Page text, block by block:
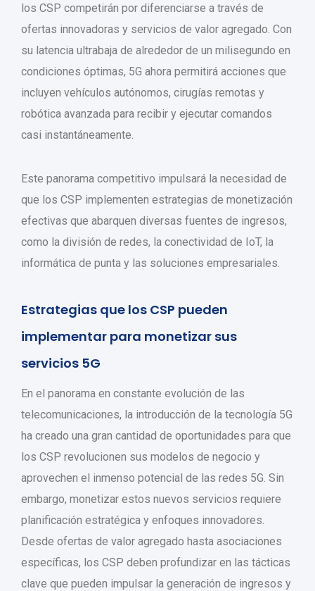
los CSP competirán por diferenciarse a través de
ofertas innovadoras y servicios de valor agregado. Con
su latencia ultrabaja de alrededor de un milisegundo en
condiciones óptimas, 5G ahora permitirá acciones que
incluyen vehículos autónomos, cirugías remotas y
robótica avanzada para recibir y ejecutar comandos
casi instantáneamente.
Este panorama competitivo impulsará la necesidad de
que los CSP implementen estrategias de monetización
efectivas que abarquen diversas fuentes de ingresos,
como la división de redes, la conectividad de IoT, la
informática de punta y las soluciones empresariales.
Estrategias que los CSP pueden
implementar para monetizar sus
servicios 5G
En el panorama en constante evolución de las
telecomunicaciones, la introducción de la tecnología 5G
ha creado una gran cantidad de oportunidades para que
los CSP revolucionen sus modelos de negocio y
aprovechen el inmenso potencial de las redes 5G. Sin
embargo, monetizar estos nuevos servicios requiere
planificación estratégica y enfoques innovadores.
Desde ofertas de valor agregado hasta asociaciones
específicas, los CSP deben profundizar en las tácticas
clave que pueden impulsar la generación de ingresos y